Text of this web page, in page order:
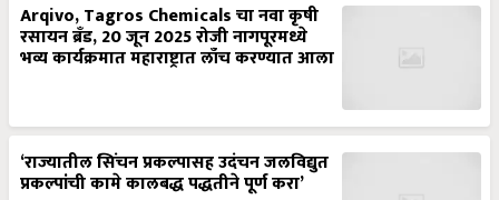
Arqivo, Tagros Chemicals चा नवा कृषी
रसायन ब्रँड, 20 जून 2025 रोजी नागपूरमध्ये
भव्य कार्यक्रमात महाराष्ट्रात लाँच करण्यात आला
‘राज्यातील सिंचन प्रकल्पासह उदंचन जलविद्युत
प्रकल्पांची कामे कालबद्ध पद्धतीने पूर्ण करा’